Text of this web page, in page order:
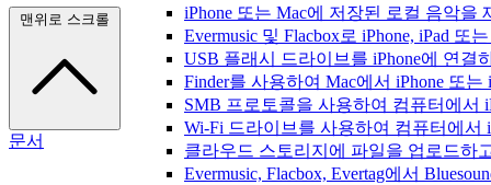
iPhone 또는 Mac에 저장된 로컬 음악을
Evermusic 및 Flacbox로 iPhone, iPad
USB 플래시 드라이브를 iPhone에 연
Finder를 사용하여 Mac에서 iPhone 또
SMB 프로토콜을 사용하여 컴퓨터에서
Wi-Fi 드라이브를 사용하여 컴퓨터에서
클라우드 스토리지에 파일을 업로드하
Evermusic, Flacbox, Evertag에서
맨위로 스크롤
문서